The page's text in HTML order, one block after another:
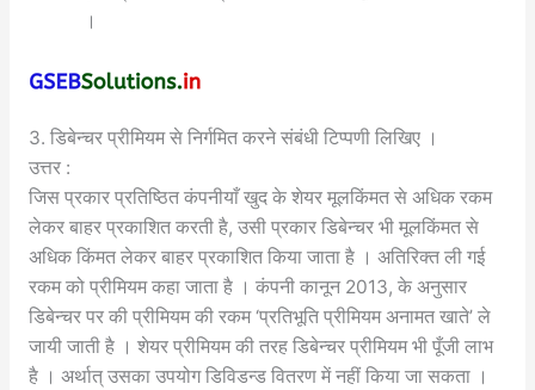
।
3. डिबेन्चर प्रीमियम से निर्गमित करने संबंधी टिप्पणी लिखिए ।
उत्तर :
जिस प्रकार प्रतिष्ठित कंपनीयाँ खुद के शेयर मूलकिंमत से अधिक रकम
लेकर बाहर प्रकाशित करती है, उसी प्रकार डिबेन्चर भी मूलकिंमत से
अधिक किंमत लेकर बाहर प्रकाशित किया जाता है । अतिरिक्त ली गई
रकम को प्रीमियम कहा जाता है । कंपनी कानून 2013, के अनुसार
डिबेन्चर पर की प्रीमियम की रकम ‘प्रतिभूति प्रीमियम अनामत खाते’ ले
जायी जाती है । शेयर प्रीमियम की तरह डिबेन्चर प्रीमियम भी पूँजी लाभ
है । अर्थात् उसका उपयोग डिविडन्ड वितरण में नहीं किया जा सकता ।